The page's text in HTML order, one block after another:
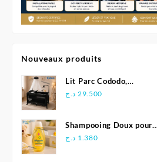
Nouveaux produits
Lit Parc Cododo,
Multifonction - Kidilo
29.500 د.ج
Shampooing Doux pour
Bébé 500 ml - Johnson's
1.380 د.ج